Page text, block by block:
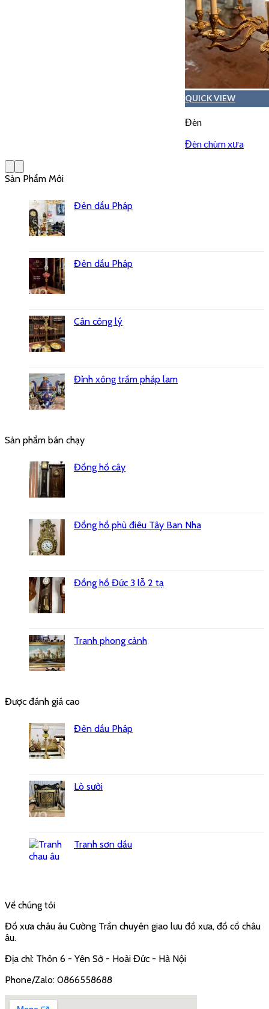
QUICK VIEW
Đèn
Đèn chùm xưa
Sản Phẩm Mới
Đèn dầu Pháp
Đèn dầu Pháp
Cân công lý
Đỉnh xông trầm pháp lam
Sản phẩm bán chạy
Đồng hồ cây
Đồng hồ phù điêu Tây Ban Nha
Đồng hồ Đức 3 lỗ 2 tạ
Tranh phong cảnh
Được đánh giá cao
Đèn dầu Pháp
Lò sưởi
Tranh sơn dầu
Về chúng tôi
Đồ xưa châu âu Cường Trần chuyên giao lưu đồ xưa, đồ cổ châu
âu.
Địa chỉ: Thôn 6 - Yên Sở - Hoài Đức - Hà Nội
Phone/Zalo: 0866558688